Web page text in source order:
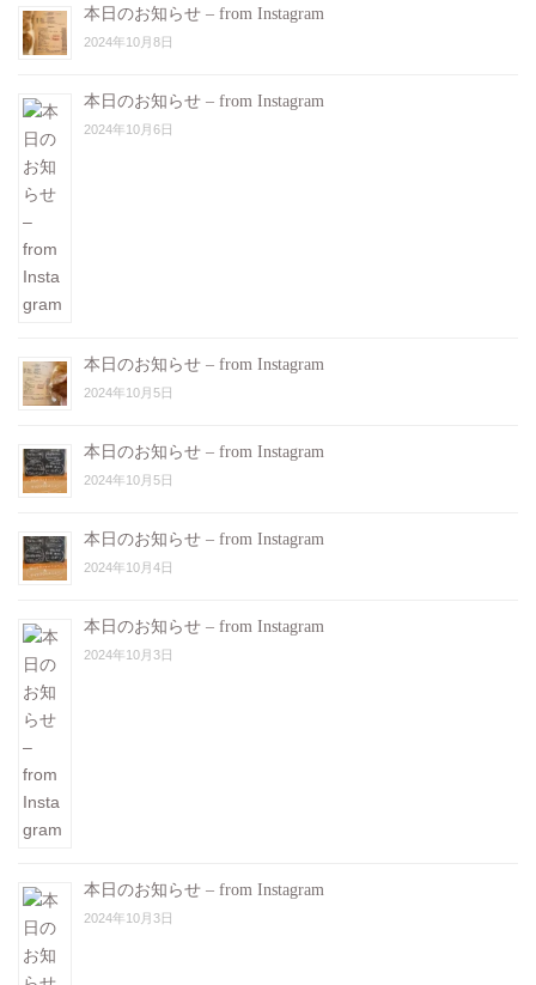
本日のお知らせ – from Instagram
2024年10月8日
本日のお知らせ – from Instagram
2024年10月6日
本日のお知らせ – from Instagram
2024年10月5日
本日のお知らせ – from Instagram
2024年10月5日
本日のお知らせ – from Instagram
2024年10月4日
本日のお知らせ – from Instagram
2024年10月3日
本日のお知らせ – from Instagram
2024年10月3日